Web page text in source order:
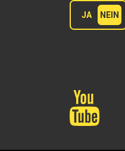
Terms
JA NEIN